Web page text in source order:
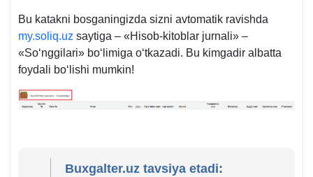
Bu katakni bosganingizda sizni avtomatik ravishda
my.soliq.uz saytiga – «Hisob-kitoblar jurnali» –
«Soʻnggilari» boʻlimiga oʻtkazadi. Bu kimgadir albatta
foydali boʻlishi mumkin!
Buxgalter.uz tavsiya etadi: